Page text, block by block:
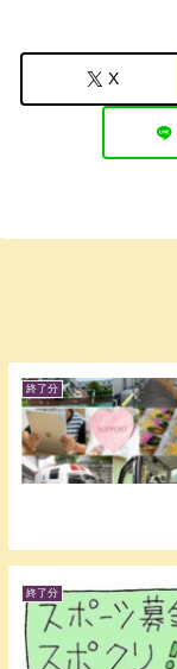
X
終了分
終了分